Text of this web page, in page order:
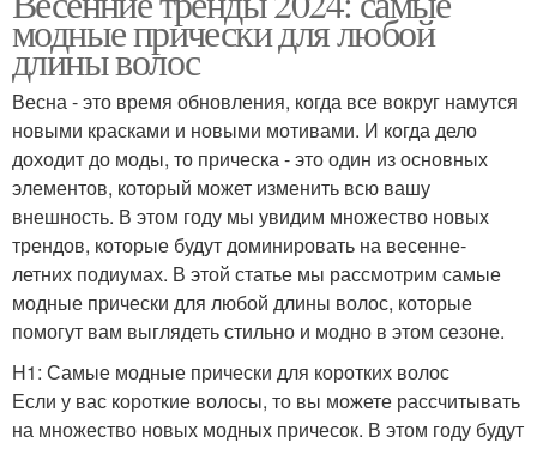
модные прически для любой
длины волос
Весна - это время обновления, когда все вокруг намутся
новыми красками и новыми мотивами. И когда дело
доходит до моды, то прическа - это один из основных
элементов, который может изменить всю вашу
внешность. В этом году мы увидим множество новых
трендов, которые будут доминировать на весенне-
летних подиумах. В этой статье мы рассмотрим самые
модные прически для любой длины волос, которые
помогут вам выглядеть стильно и модно в этом сезоне.
H1: Самые модные прически для коротких волос
Если у вас короткие волосы, то вы можете рассчитывать
на множество новых модных причесок. В этом году будут